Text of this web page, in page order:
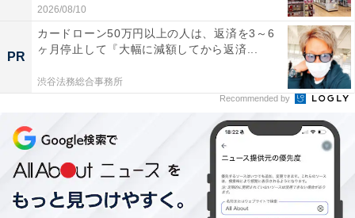
2026/08/10
PR
カードローン50万円以上の人は、返済を3～6
ヶ月停止して『大幅に減額してから返済...
渋谷法務総合事務所
Recommended by